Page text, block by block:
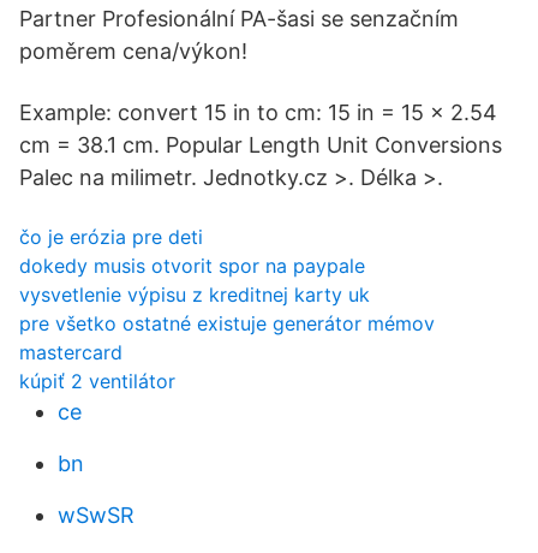
Partner Profesionální PA-šasi se senzačním
poměrem cena/výkon!
Example: convert 15 in to cm: 15 in = 15 × 2.54
cm = 38.1 cm. Popular Length Unit Conversions
Palec na milimetr. Jednotky.cz >. Délka >.
čo je erózia pre deti
dokedy musis otvorit spor na paypale
vysvetlenie výpisu z kreditnej karty uk
pre všetko ostatné existuje generátor mémov
mastercard
kúpiť 2 ventilátor
ce
bn
wSwSR